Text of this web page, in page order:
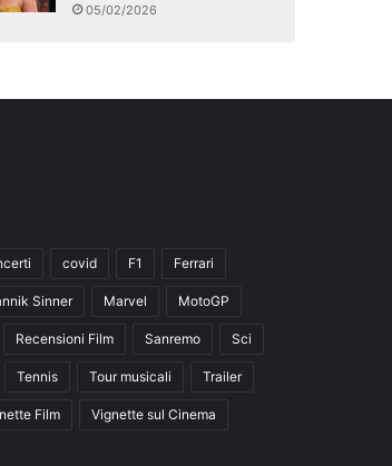
05/02/2026
covid F1 Ferrari
Sinner Marvel MotoGP
Recensioni Film Sanremo Sci
Tennis Tour musicali Trailer
Film Vignette sul Cinema